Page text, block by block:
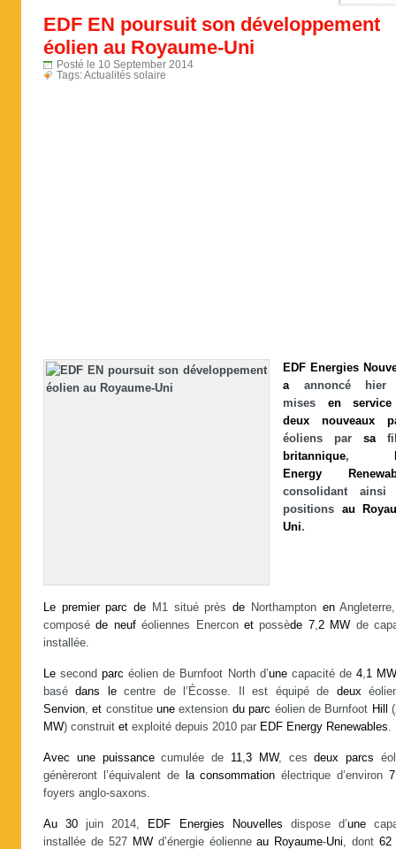
EDF EN poursuit son développement
éolien au Royaume-Uni
Posté le 10 September 2014
Tags:Actualités solaire
EDF Energies
aannoncé
mises en
service
deux
nouveaux
éoliens par sa
britannique,
Energy
consolidant
positions au
Uni.
Le premier parc de M1 situé prèsde Northampton en
composéde neuféoliennes Enerconet possède 7,2 MW de
installée.
Le secondparc éolien de Burnfoot North d’unecapacité de 4,1 MW
basédans lecentre de l’Écosse. Il est équipé de deux
Senvion,et constitueune extension du parc éolien de Burnfoot Hill (
MW) construit et exploité depuis 2010 par EDF Energy Renewables.
Avec une puissancecumulée de 11,3 MW, cesdeux parcs
génèreront l’équivalent de
la consommation électrique d’environ 7
foyers anglo-saxons.
Au 30 juin 2014, EDF Energies Nouvelles dispose d’une
installée de 527 MWd’énergie éolienneau Royaume-Uni, dont62